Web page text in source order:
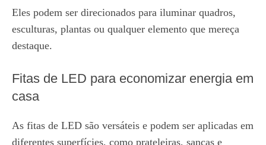
Eles podem ser direcionados para iluminar quadros,
esculturas, plantas ou qualquer elemento que mereça
destaque.
Fitas de LED para economizar energia em
casa
As fitas de LED são versáteis e podem ser aplicadas em
diferentes superfícies, como prateleiras, sancas e